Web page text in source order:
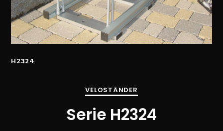
H2324
VELOSTÄNDER
Serie H2324